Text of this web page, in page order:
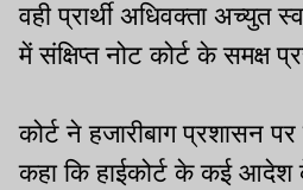
वही प्रार्थी अधिवक्ता अच्युत
में संक्षिप्त नोट कोर्ट के समक्ष
कोर्ट ने हजारीबाग प्रशासन
कहा कि हाईकोर्ट के कई